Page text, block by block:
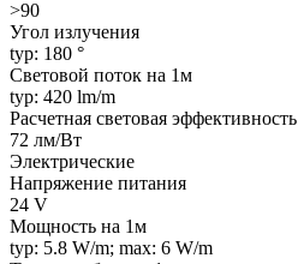
>90
Угол излучения
typ: 180 °
Световой поток на 1м
typ: 420 lm/m
Расчетная световая эффективность
72 лм/Вт
Электрические
Напряжение питания
24 V
Мощность на 1м
typ: 5.8 W/m; max: 6 W/m